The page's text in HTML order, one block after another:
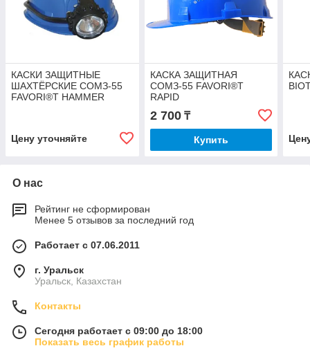
КАСКИ ЗАЩИТНЫЕ
ШАХТЁРСКИЕ СОМЗ-55
FAVORI®T HAMMER
Цену уточняйте
КАСКА ЗАЩИТНАЯ
СОМЗ-55 FAVORI®T
RAPID
2 700₸
Купить
О нас
Рейтинг не сформирован
Менее 5 отзывов за последний год
Работает с 07.06.2011
г. Уральск
Уральск, Казахстан
Контакты
Сегодня работает с 09:00 до 18:00
Показать весь график работы